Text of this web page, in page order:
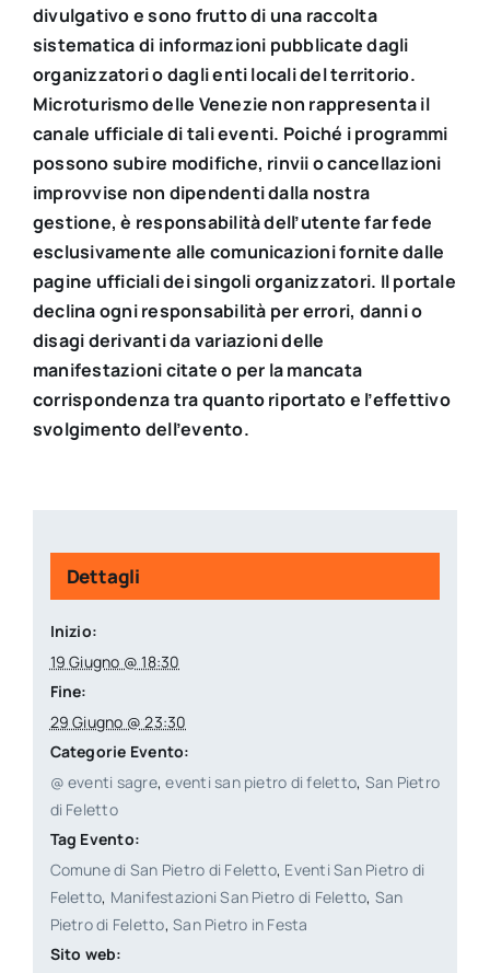
divulgativo e sono frutto di una raccolta
sistematica di informazioni pubblicate dagli
organizzatori o dagli enti locali del territorio.
Microturismo delle Venezie non rappresenta il
canale ufficiale di tali eventi. Poiché i programmi
possono subire modifiche, rinvii o cancellazioni
improvvise non dipendenti dalla nostra
gestione, è responsabilità dell’utente far fede
esclusivamente alle comunicazioni fornite dalle
pagine ufficiali dei singoli organizzatori. Il portale
declina ogni responsabilità per errori, danni o
disagi derivanti da variazioni delle
manifestazioni citate o per la mancata
corrispondenza tra quanto riportato e l’effettivo
svolgimento dell’evento.
Dettagli
Inizio:
19 Giugno @ 18:30
Fine:
29 Giugno @ 23:30
Categorie Evento:
@ eventi sagre,eventi san pietro di feletto, San Pietro
di Feletto
Tag Evento:
Comune di San Pietro di Feletto, Eventi San Pietro di
Feletto, Manifestazioni San Pietro di Feletto, San
Pietro di Feletto,San Pietro in Festa
Sito web: